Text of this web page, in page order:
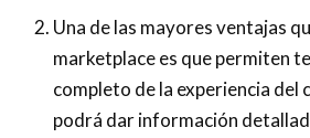
Una de las mayores ventajas
marketplace es que permiten
completo de la experiencia del
podrá dar información